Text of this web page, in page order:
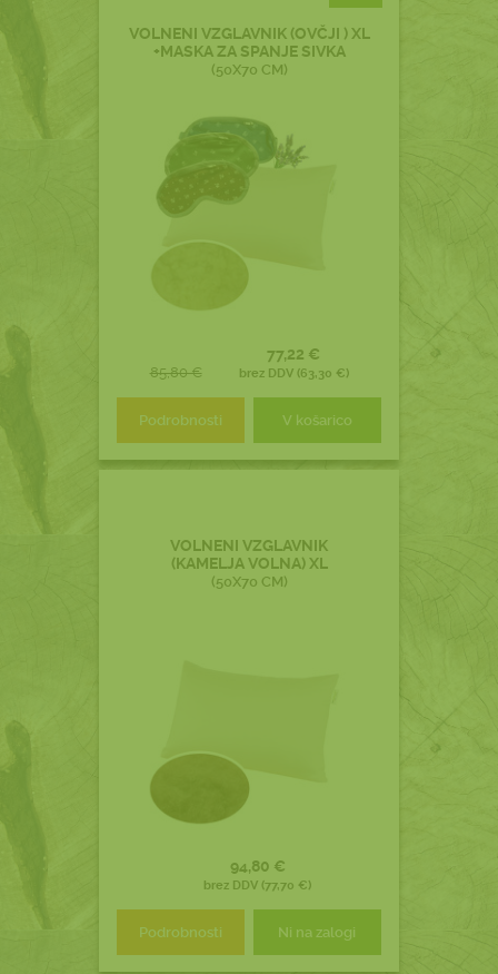
VOLNENI VZGLAVNIK (OVČJI ) XL
+MASKA ZA SPANJE SIVKA
(50X70 CM)
85,80 €
77,22 €
brez DDV (63,30 €)
Podrobnosti V košarico
VOLNENI VZGLAVNIK
(KAMELJA VOLNA) XL
(50X70 CM)
94,80 €
brez DDV (77,70 €)
Podrobnosti Ni na zalogi